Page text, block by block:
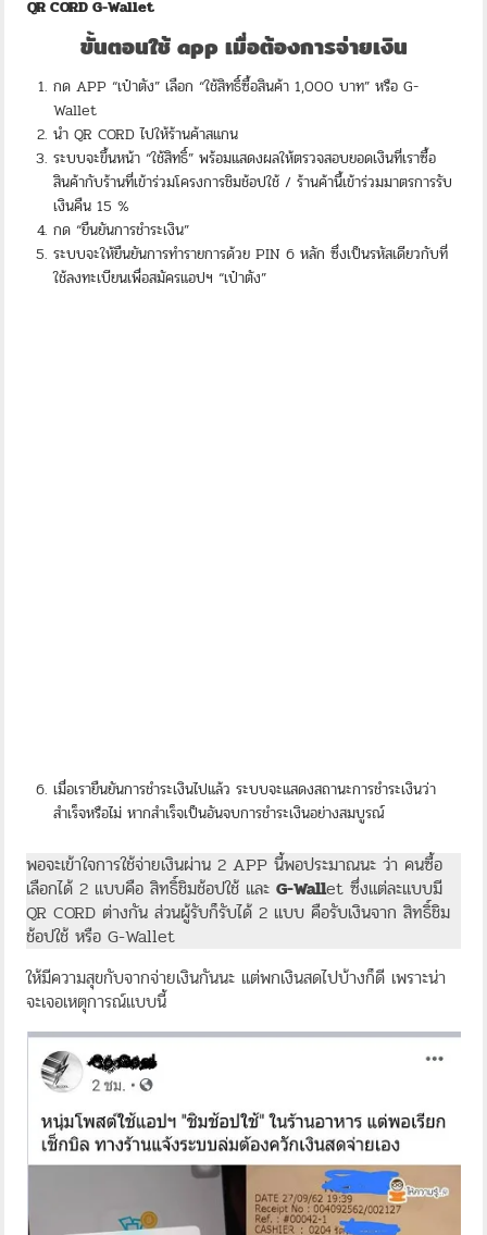
QR CORD G-Wallet
ขั้นตอนใช้ app เมื่อต้องการจ่ายเงิน
กด APP “เป๋าตัง” เลือก “ใช้สิทธิ์ซื้อสินค้า 1,000 บาท” หรือ G-
Wallet
นำ QR CORD ไปให้ร้านค้าสแกน
ระบบจะขึ้นหน้า “ใช้สิทธิ์” พร้อมแสดงผลให้ตรวจสอบยอดเงินที่เราซื้อ
สินค้ากับร้านที่เข้าร่วมโครงการชิมช้อปใช้ / ร้านค้านี้เข้าร่วมมาตรการรับ
เงินคืน 15 %
กด “ยืนยันการชำระเงิน”
ระบบจะให้ยืนยันการทำรายการด้วย PIN 6 หลัก ซึ่งเป็นรหัสเดียวกับที่
ใช้ลงทะเบียนเพื่อสมัครแอปฯ “เป๋าตัง”
เมื่อเรายืนยันการชำระเงินไปแล้ว ระบบจะแสดงสถานะการชำระเงินว่า
สำเร็จหรือไม่ หากสำเร็จเป็นอันจบการชำระเงินอย่างสมบูรณ์
พอจะเข้าใจการใช้จ่ายเงินผ่าน 2 APP นี้พอประมาณนะ ว่า คนซื้อ
เลือกได้ 2 แบบคือ สิทธิ์ชิมช้อปใช้ และG-Wallet ซึ่งแต่ละแบบมี
QR CORD ต่างกัน ส่วนผู้รับก็รับได้ 2 แบบ คือรับเงินจาก สิทธิ์ชิม
ช้อปใช้ หรือ G-Wallet
ให้มีความสุขกับจากจ่ายเงินกันนะ แต่พกเงินสดไปบ้างก็ดี เพราะน่า
จะเจอเหตุการณ์แบบนี้